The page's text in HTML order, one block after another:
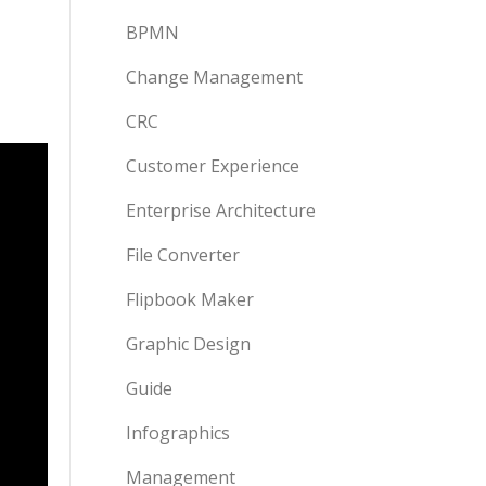
BPMN
Change Management
CRC
Customer Experience
Enterprise Architecture
File Converter
Flipbook Maker
Graphic Design
Guide
Infographics
Management